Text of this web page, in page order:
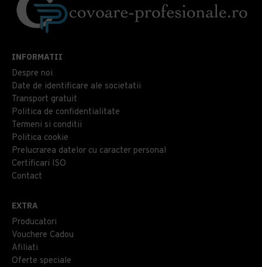
INFORMATII
Despre noi
Date de identificare ale societatii
Transport gratuit
Politica de confidentialitate
Termeni si conditii
Politica cookie
Prelucrarea datelor cu caracter personal
Certificari ISO
Contact
EXTRA
Producatori
Vouchere Cadou
Afiliati
Oferte speciale